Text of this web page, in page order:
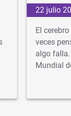
22 julio
El
veces
algo
Mundial